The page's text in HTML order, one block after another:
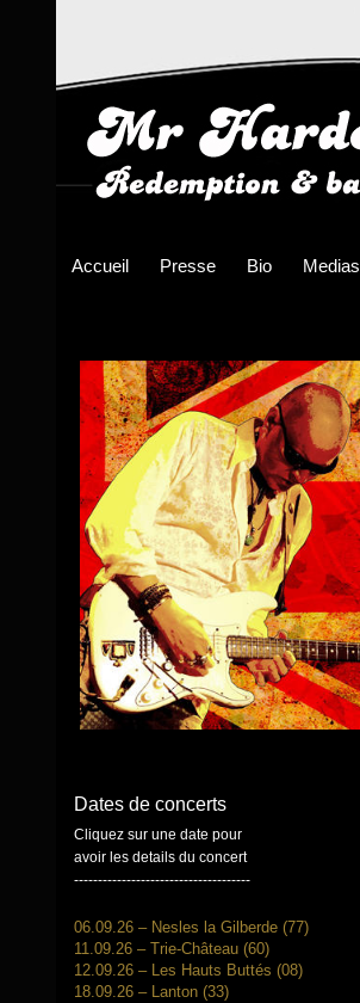
Accueil Presse Bio Medias
Dates de concerts
Cliquez sur une date pour
avoir les details du concert
-------------------------------------
06.09.26 – Nesles la Gilberde (77)
11.09.26 – Trie-Château (60)
12.09.26 – Les Hauts Buttés (08)
18.09.26 – Lanton (33)